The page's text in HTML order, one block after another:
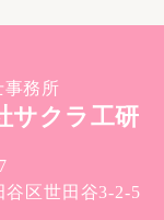
事務所
サクラ工研
谷区世田谷3-2-5